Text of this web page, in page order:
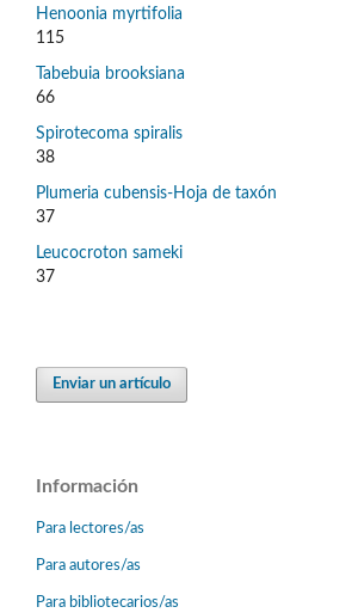
Henoonia myrtifolia
115
Tabebuia brooksiana
66
Spirotecoma spiralis
38
Plumeria cubensis-Hoja de taxón
37
Leucocroton sameki
37
Enviar un artículo
Información
Para lectores/as
Para autores/as
Para bibliotecarios/as